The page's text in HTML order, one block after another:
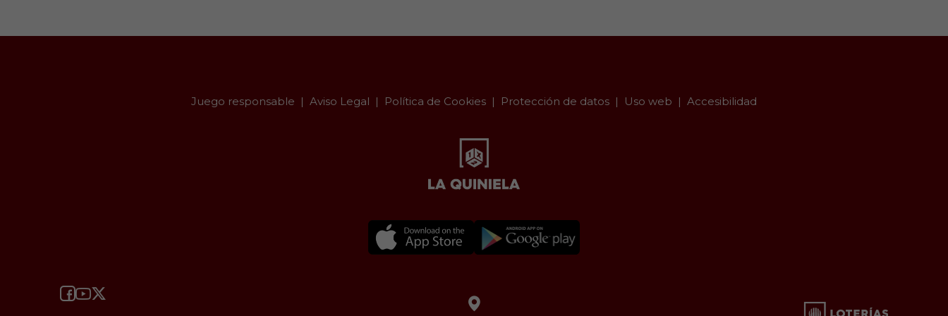
Juego responsable Aviso Legal Política de Cookies Protección de datos Uso web Accesibilidad